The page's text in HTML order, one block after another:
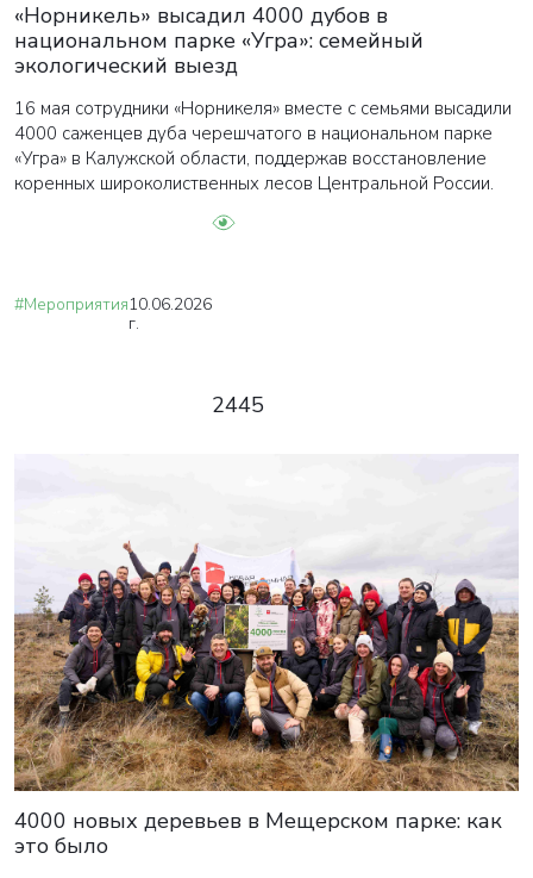
«Норникель» высадил 4000 дубов в
национальном парке «Угра»: семейный
экологический выезд
16 мая сотрудники «Норникеля» вместе с семьями высадили
4000 саженцев дуба черешчатого в национальном парке
«Угра» в Калужской области, поддержав восстановление
коренных широколиственных лесов Центральной России.
#Мероприятия10.06.2026
г.
2445
4000 новых деревьев в Мещерском парке: как
это было